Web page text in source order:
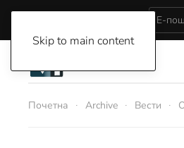
Skip to main content
Почетна Archive Вести